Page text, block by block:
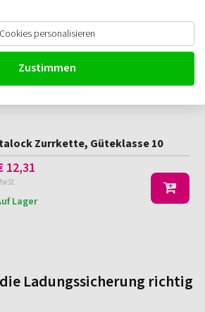
Zurrkette, Güteklasse 8
8,56
Zurrkette, Güteklasse 10
12,31
Lager
Ladungssicherung richtig
Cookies personalisieren
Zustimmen